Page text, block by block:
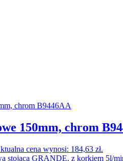
150mm, chrom
cena wynosi: 184,63 zł.